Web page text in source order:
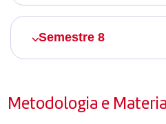
Semestre 8
Metodologia e